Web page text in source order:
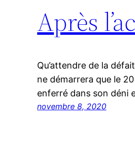
Après
Qu’attendre de la
ne démarrera que le
enferré dans son déni
novembre 8, 2020